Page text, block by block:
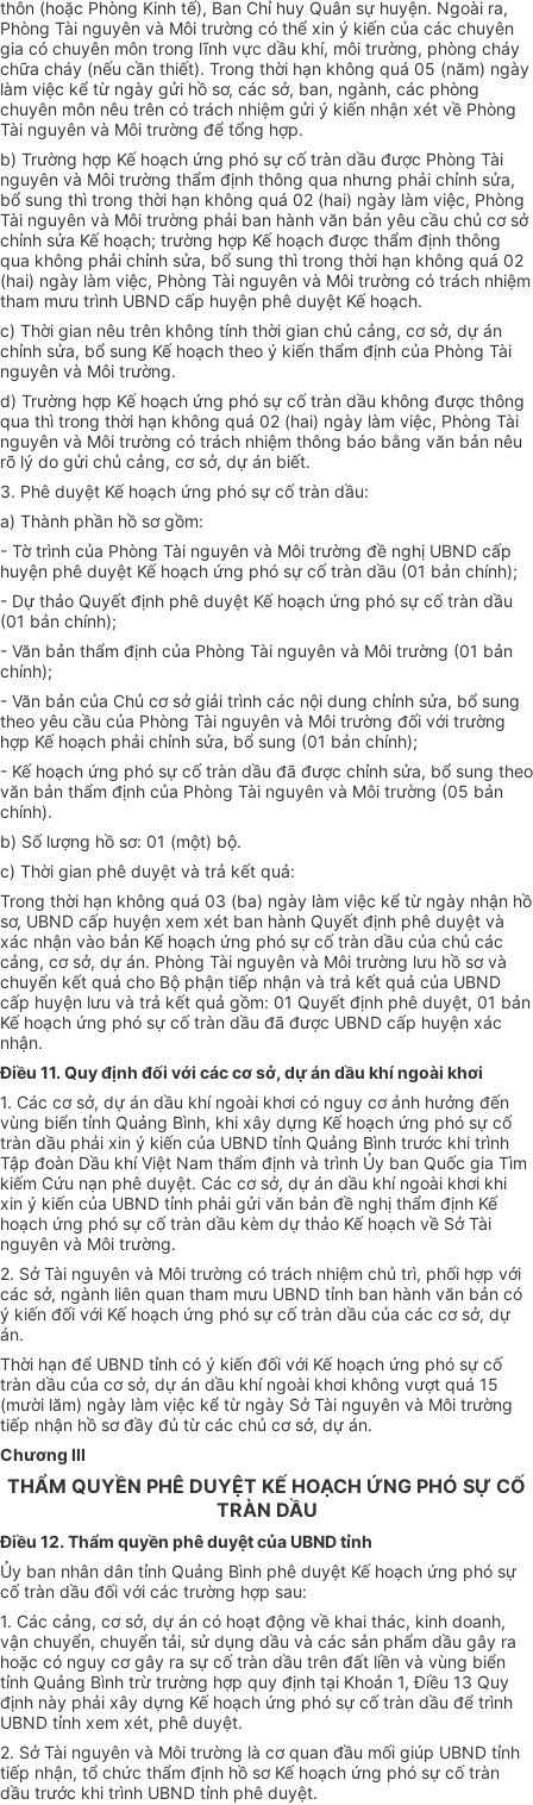
thôn (hoặc Phòng Kinh tế), Ban Chỉ huy Quân sự huyện. Ngoài ra,
Phòng Tài nguyên và Môi trường có thể xin ý kiến của các chuyên
gia có chuyên môn trong lĩnh vực dầu khí, môi trường, phòng cháy
chữa cháy (nếu cần thiết). Trong thời hạn không quá 05 (năm) ngày
làm việc kể từ ngày gửi hồ sơ, các sở, ban, ngành, các phòng
chuyên môn nêu trên có trách nhiệm gửi ý kiến nhận xét về Phòng
Tài nguyên và Môi trường để tổng hợp.
b) Trường hợp Kế hoạch ứng phó sự cố tràn dầu được Phòng Tài
nguyên và Môi trường thẩm định thông qua nhưng phải chỉnh sửa,
bổ sung thì trong thời hạn không quá 02 (hai) ngày làm việc, Phòng
Tài nguyên và Môi trường phải ban hành văn bản yêu cầu chủ cơ sở
chỉnh sửa Kế hoạch; trường hợp Kế hoạch được thẩm định thông
qua không phải chỉnh sửa, bổ sung thì trong thời hạn không quá 02
(hai) ngày làm việc, Phòng Tài nguyên và Môi trường có trách nhiệm
tham mưu trình UBND cấp huyện phê duyệt Kế hoạch.
c) Thời gian nêu trên không tính thời gian chủ cảng, cơ sở, dự án
chỉnh sửa, bổ sung Kế hoạch theo ý kiến thẩm định của Phòng Tài
nguyên và Môi trường.
d) Trường hợp Kế hoạch ứng phó sự cố tràn dầu không được thông
qua thì trong thời hạn không quá 02 (hai) ngày làm việc, Phòng Tài
nguyên và Môi trường có trách nhiệm thông báo bằng văn bản nêu
rõ lý do gửi chủ cảng, cơ sở, dự án biết.
3. Phê duyệt Kế hoạch ứng phó sự cố tràn dầu:
a) Thành phần hồ sơ gồm:
- Tờ trình của Phòng Tài nguyên và Môi trường đề nghị UBND cấp
huyện phê duyệt Kế hoạch ứng phó sự cố tràn dầu (01 bản chính);
- Dự thảo Quyết định phê duyệt Kế hoạch ứng phó sự cố tràn dầu
(01 bản chính);
- Văn bản thẩm định của Phòng Tài nguyên và Môi trường (01 bản
chính);
- Văn bản của Chủ cơ sở giải trình các nội dung chỉnh sửa, bổ sung
theo yêu cầu của Phòng Tài nguyên và Môi trường đối với trường
hợp Kế hoạch phải chỉnh sửa, bổ sung (01 bản chính);
- Kế hoạch ứng phó sự cố tràn dầu đã được chỉnh sửa, bổ sung theo
văn bản thẩm định của Phòng Tài nguyên và Môi trường (05 bản
chính).
b) Số lượng hồ sơ: 01 (một) bộ.
c) Thời gian phê duyệt và trả kết quả:
Trong thời hạn không quá 03 (ba) ngày làm việc kể từ ngày nhận hồ
sơ, UBND cấp huyện xem xét ban hành Quyết định phê duyệt và
xác nhận vào bản Kế hoạch ứng phó sự cố tràn dầu của chủ các
cảng, cơ sở, dự án. Phòng Tài nguyên và Môi trường lưu hồ sơ và
chuyển kết quả cho Bộ phận tiếp nhận và trả kết quả của UBND
cấp huyện lưu và trả kết quả gồm: 01 Quyết định phê duyệt, 01 bản
Kế hoạch ứng phó sự cố tràn dầu đã được UBND cấp huyện xác
nhận.
Điều 11. Quy định đối với các cơ sở, dự án dầu khí ngoài khơi
1. Các cơ sở, dự án dầu khí ngoài khơi có nguy cơ ảnh hưởng đến
vùng biển tỉnh Quảng Bình, khi xây dựng Kế hoạch ứng phó sự cố
tràn dầu phải xin ý kiến của UBND tỉnh Quảng Bình trước khi trình
Tập đoàn Dầu khí Việt Nam thẩm định và trình Ủy ban Quốc gia Tìm
kiếm Cứu nạn phê duyệt. Các cơ sở, dự án dầu khí ngoài khơi khi
xin ý kiến của UBND tỉnh phải gửi văn bản đề nghị thẩm định Kế
hoạch ứng phó sự cố tràn dầu kèm dự thảo Kế hoạch về Sở Tài
nguyên và Môi trường.
2. Sở Tài nguyên và Môi trường có trách nhiệm chủ trì, phối hợp với
các sở, ngành liên quan tham mưu UBND tỉnh ban hành văn bản có
ý kiến đối với Kế hoạch ứng phó sự cố tràn dầu của các cơ sở, dự
án.
Thời hạn để UBND tỉnh có ý kiến đối với Kế hoạch ứng phó sự cố
tràn dầu của cơ sở, dự án dầu khí ngoài khơi không vượt quá 15
(mười lăm) ngày làm việc kể từ ngày Sở Tài nguyên và Môi trường
tiếp nhận hồ sơ đầy đủ từ các chủ cơ sở, dự án.
Chương III
THẨM QUYỀN PHÊ DUYỆT KẾ HOẠCH ỨNG PHÓ SỰ CỐ
TRÀN DẦU
Điều 12. Thẩm quyền phê duyệt của UBND tỉnh
Ủy ban nhân dân tỉnh Quảng Bình phê duyệt Kế hoạch ứng phó sự
cố tràn dầu đối với các trường hợp sau:
1. Các cảng, cơ sở, dự án có hoạt động về khai thác, kinh doanh,
vận chuyển, chuyển tải, sử dụng dầu và các sản phẩm dầu gây ra
hoặc có nguy cơ gây ra sự cố tràn dầu trên đất liền và vùng biển
tỉnh Quảng Bình trừ trường hợp quy định tại Khoản 1, Điều 13 Quy
định này phải xây dựng Kế hoạch ứng phó sự cố tràn dầu để trình
UBND tỉnh xem xét, phê duyệt.
2. Sở Tài nguyên và Môi trường là cơ quan đầu mối giúp UBND tỉnh
tiếp nhận, tổ chức thẩm định hồ sơ Kế hoạch ứng phó sự cố tràn
dầu trước khi trình UBND tỉnh phê duyệt.